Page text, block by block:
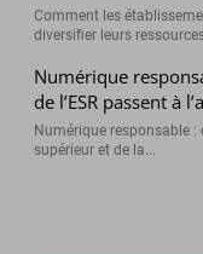
Comment les
diversifier leurs
Numérique
de l’ESR passent à
Numérique responsable
supérieur et de la...